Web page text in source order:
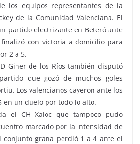
los equipos representantes de la
de la Comunidad Valenciana. El
partido electrizante en Beteró ante
con victoria a domicilio para
2 a 5.
Giner de los Ríos también disputó
que gozó de muchos goles
Los valencianos cayeron ante los
en un duelo por todo lo alto.
el CH Xaloc que tampoco pudo
marcado por la intensidad de
conjunto grana perdió 1 a 4 ante el